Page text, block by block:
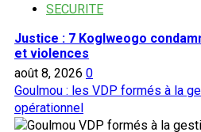
SECURITE
Justice : 7 Koglweogo
et violences
août 8, 2026 0
Goulmou : les VDP formés à la
opérationnel